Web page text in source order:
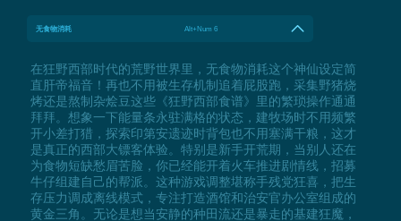
无食物消耗 Alt+Num 6
在狂野西部时代的荒野世界里，无食物消耗这个神仙设定简
直肝帝福音！再也不用被生存机制追着屁股跑，采集野猪烧
烤还是熬制杂烩豆这些《狂野西部食谱》里的繁琐操作通通
拜拜。想象一下能量条永驻满格的状态，建牧场时不用频繁
开小差打猎，探索印第安遗迹时背包也不用塞满干粮，这才
是真正的西部大镖客体验。特别是新手开荒期，当别人还在
为食物短缺愁眉苦脸，你已经能开着火车推进剧情线，招募
牛仔组建自己的帮派。这种游戏调整堪称手残党狂喜，把生
存压力调成离线模式，专注打造酒馆和治安官办公室组成的
黄金三角。无论是想当安静的种田流还是暴走的基建狂魔，